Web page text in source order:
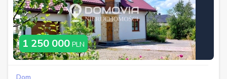
1 250 000 PLN